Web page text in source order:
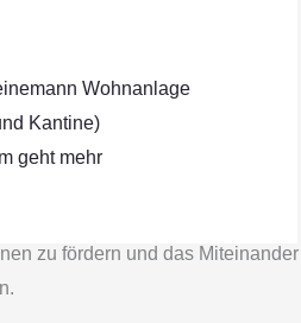
Wohnanlage
Kantine)
geht mehr
oder regelmäßig – macht
Waldau unterstützen möchten,
unkompliziert überweisen. Mit
Projekte, Veranstaltungen und
zu fördern und das Miteinander